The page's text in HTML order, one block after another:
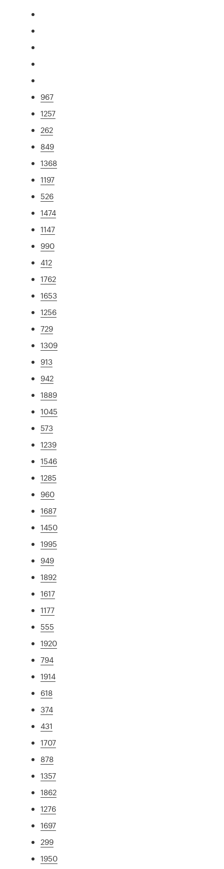
967
1257
262
849
1368
1197
526
1474
1147
990
412
1762
1653
1256
729
1309
913
942
1889
1045
573
1239
1546
1285
960
1687
1450
1995
949
1892
1617
1177
555
1920
794
1914
618
374
431
1707
878
1357
1862
1276
1697
299
1950